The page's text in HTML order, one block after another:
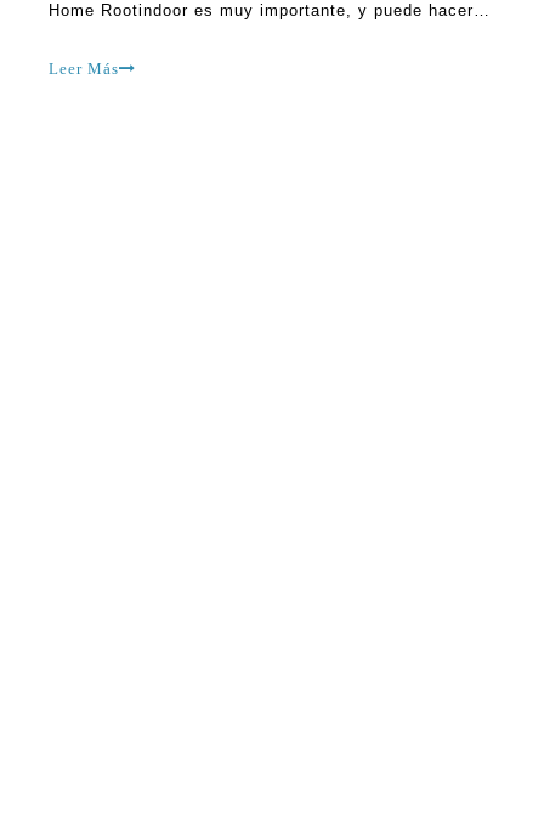
Home Rootindoor es muy importante, y puede hacer
limpieza del aire dentro del hogar es importante,
Leer Más